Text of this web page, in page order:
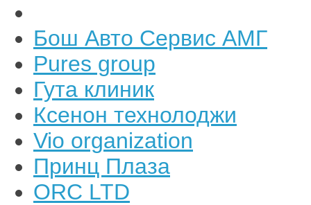
Бош Авто Сервис АМГ
Pures group
Гута клиник
Ксенон технолоджи
Vio organization
Принц Плаза
ORC LTD